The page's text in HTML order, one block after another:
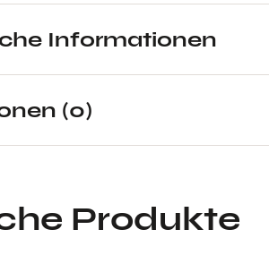
Informationen
(0)
Produkte